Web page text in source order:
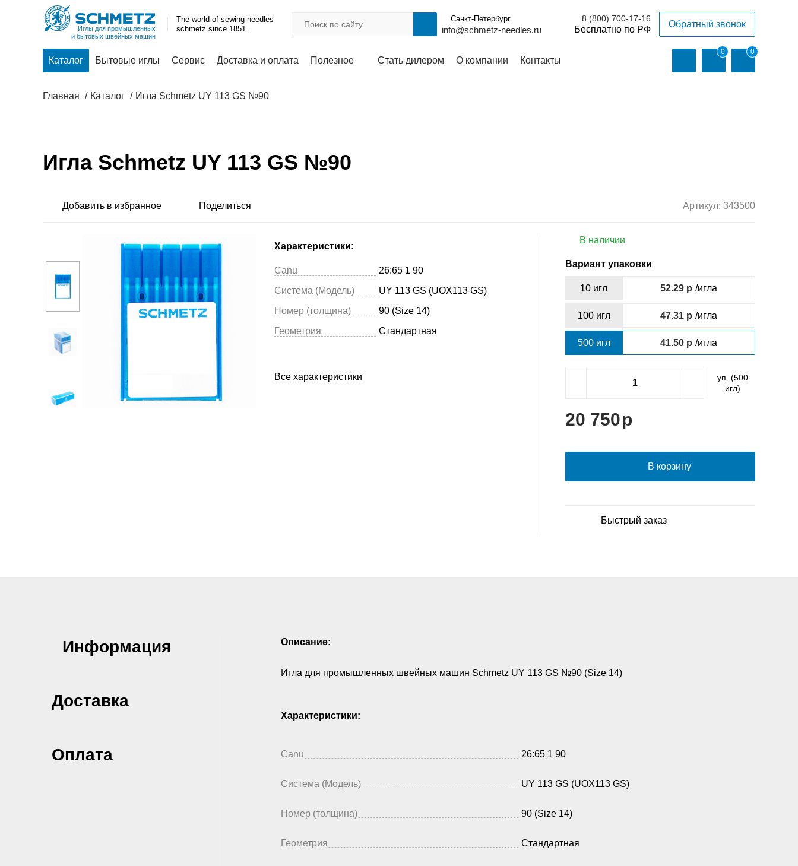
Иглы для промышленных
и бытовых швейных машин
The world of sewing needles
schmetz since 1851.
Санкт-Петербург
info@schmetz-needles.ru
8 (800) 700-17-16
Обратный звонок
Каталог Бытовые иглы Сервис Доставка и оплата Полезное Стать дилером О компании Контакты
0 0
Главная Каталог Игла Schmetz UY 113 GS №90
Игла Schmetz UY 113 GS №90
Артикул: 343500
Характеристики:
Canu
26:65 1 90
Система (Модель)
UY 113 GS (UOX113 GS)
Номер (толщина)
90 (Size 14)
Геометрия
Стандартная
Все характеристики
В наличии
Вариант упаковки
10 игл 52.29 /игла
100 игл 47.31 /игла
500 игл 41.50 /игла
уп. (500
игл)
20 750
В корзину
Быстрый заказ
Информация
Доставка
Оплата
Описание:
Игла для промышленных швейных машин Schmetz UY 113 GS №90 (Size 14)
Характеристики:
Canu 26:65 1 90
Система (Модель) UY 113 GS (UOX113 GS)
Номер (толщина) 90 (Size 14)
Геометрия Стандартная